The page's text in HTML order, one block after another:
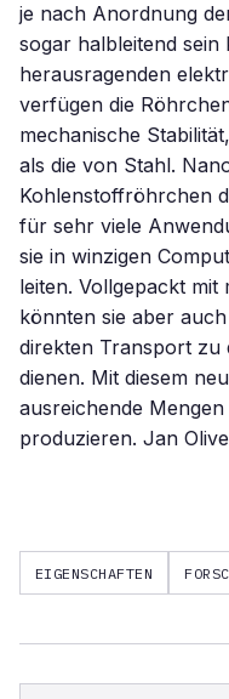
je nach Anordnung
sogar halbleitend sein
herausragenden
verfügen die
mechanische
als die von Stahl.
Kohlenstoffröhrchen
für sehr viele
sie in winzigen
leiten. Vollgepackt
könnten sie aber
direkten Transport zu
dienen. Mit diesem
ausreichende
produzieren. Jan
EIGENSCHAFTEN